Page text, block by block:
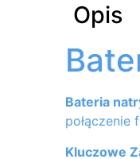
Opis
Bateria
połączenie
Kluczowe